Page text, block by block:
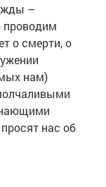
–
проводим
о смерти, о
нам)
нас об